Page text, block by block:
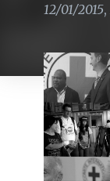
12/01/2015,